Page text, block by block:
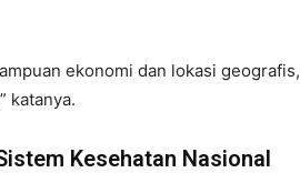
ekonomi dan lokasi geografis,
katanya.
Kesehatan Nasional